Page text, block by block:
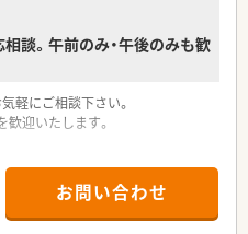
る方にも、働きやすい環境が整っ
談。午前のみ・午後のみも歓
軽にご相談下さい。
迎いたします。
お問い合わせ